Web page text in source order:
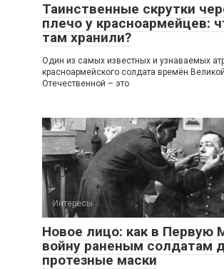
Таинственные скрутки
плечо у красноармейцев:
там хранили?
Один из самых известных и узнаваемых
красноармейского солдата времён Великой
Отечественной – это
Интересы
Новое лицо: как в Первую
войну раненым солдатам
протезные маски